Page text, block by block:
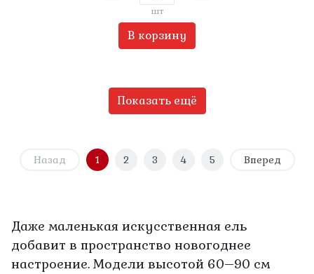
шт
В корзину
Показать ещё
Назад 1 2 3 4 5 Вперед
Даже маленькая искусственная ель
добавит в пространство новогоднее
настроение. Модели высотой 60–90 см